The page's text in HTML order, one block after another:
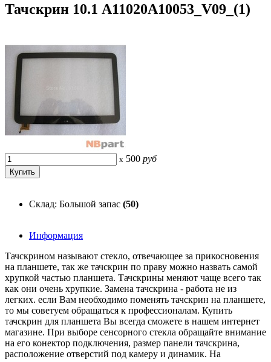
Тачскрин 10.1 A11020A10053_V09_(1)
x 500 руб
Склад: Большой запас (50)
Информация
Тачскрином называют стекло, отвечающее за прикосновения
на планшете, так же тачскрин по праву можно назвать самой
хрупкой частью планшета. Тачскрины меняют чаще всего так
как они очень хрупкие. Замена тачскрина - работа не из
легких. если Вам необходимо поменять тачскрин на планшете,
то мы советуем обращаться к профессионалам. Купить
тачскрин для планшета Вы всегда сможете в нашем интернет
магазине. При выборе сенсорного стекла обращайте внимание
на его конектор подключения, размер панели тачскрина,
расположение отверстий под камеру и динамик. На